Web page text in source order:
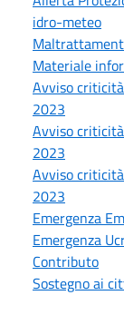
idro-meteo
Materiale
Avviso
2023
Avviso
2023
Avviso
2023
Emergenza
Emergenza
Contributo
Sostegno ai